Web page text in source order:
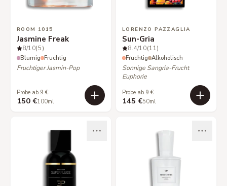
ROOM 1015
Jasmine Freak
8/10(5)
Blumig Fruchtig
Fruchtiger Jasmin-Pop
Probe ab 9 €
150 €100ml
LORENZO PAZZAGLIA
Sun-Gria
8.4/10(11)
Fruchtig Alkoholisch
Sonnige Sangria-Frucht
Euphorie
Probe ab 9 €
145 €50ml